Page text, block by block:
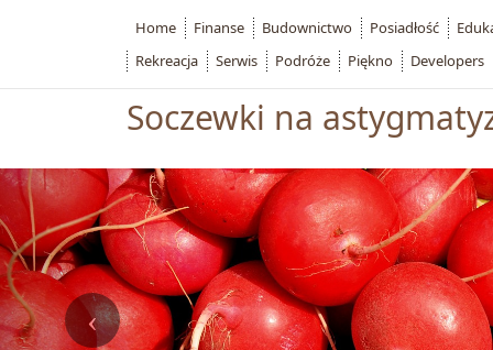
Soczewki na
Home Finanse Budownictwo Posiadłość
Rekreacja
Serwis Podróże Piękno Developers